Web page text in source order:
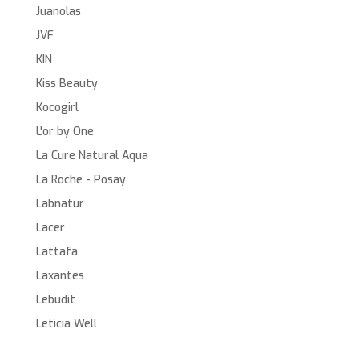
Juanolas
JVF
KIN
Kiss Beauty
Kocogirl
L'or by One
La Cure Natural Aqua
La Roche - Posay
Labnatur
Lacer
Lattafa
Laxantes
Lebudit
Leticia Well